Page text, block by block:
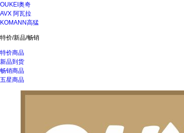
OUKEI奥奇
AVX 阿瓦拉
KOMANN高猛
特价/新品/畅销
特价商品
新品到货
畅销商品
五星商品